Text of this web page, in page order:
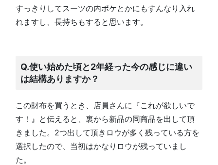
すっきりしてスーツの内ポケとかにもすんなり入れ
れますし、長持ちもすると思います。
Q.使い始めた頃と2年経った今の感じに違い
は結構ありますか？
この財布を買うとき、店員さんに『これが欲しいで
す！』と伝えると、裏から新品の同商品を出して頂
きました。2つ出して頂きロウが多く残っている方を
選択したので、当初はかなりロウが残っていまし
た。